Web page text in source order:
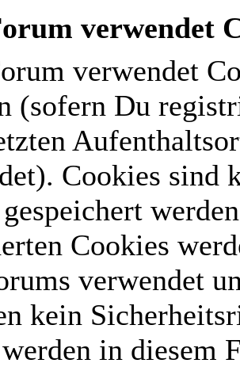
verwendet
verwendet
(sofern Du
Cookies sind
Cookies
verwendet
kein
in diesem